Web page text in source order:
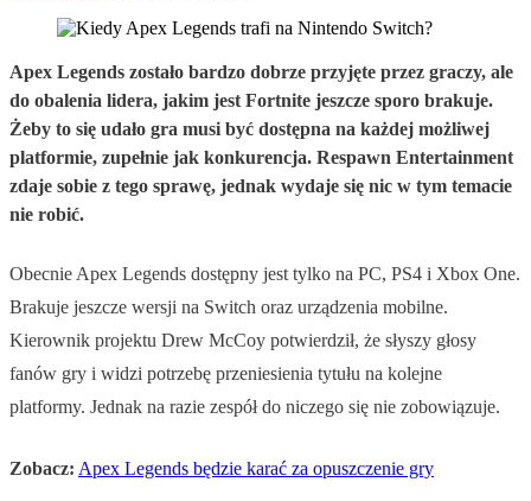
Apex Legends zostało bardzo dobrze przyjęte przez graczy, ale
do obalenia lidera, jakim jest Fortnite jeszcze sporo brakuje.
Żeby to się udało gra musi być dostępna na każdej możliwej
platformie, zupełnie jak konkurencja. Respawn Entertainment
zdaje sobie z tego sprawę, jednak wydaje się nic w tym temacie
nie robić.
Obecnie Apex Legends dostępny jest tylko na PC, PS4 i Xbox One.
Brakuje jeszcze wersji na Switch oraz urządzenia mobilne.
Kierownik projektu Drew McCoy potwierdził, że słyszy głosy
fanów gry i widzi potrzebę przeniesienia tytułu na kolejne
platformy. Jednak na razie zespół do niczego się nie zobowiązuje.
Zobacz: Apex Legends będzie karać za opuszczenie gry